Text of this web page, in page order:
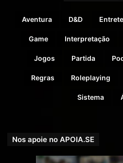
Aventura D&D
Game Interpretação
Jogos Partida
Regras Roleplaying
Sistema
Nos apoie no APOIA.SE